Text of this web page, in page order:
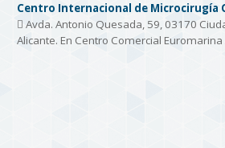
Centro Internacional de Microcirugía
Avda. Antonio Quesada, 59, 03170
Alicante. En Centro Comercial Euromarina